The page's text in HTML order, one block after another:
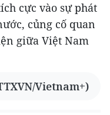
cực vào sự phát
củng cố quan
giữa Việt Nam
Vietnam+)